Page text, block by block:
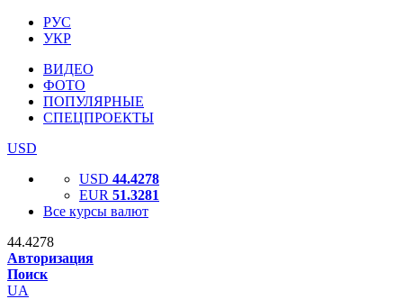
РУС
УКР
ВИДЕО
ФОТО
ПОПУЛЯРНЫЕ
СПЕЦПРОЕКТЫ
USD
USD 44.4278
EUR 51.3281
Все курсы валют
44.4278
Авторизация
Поиск
UA